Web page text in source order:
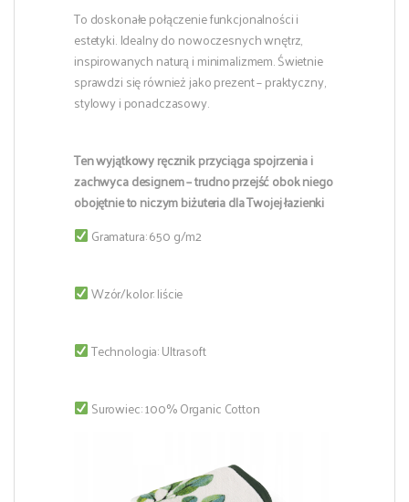
To doskonałe połączenie funkcjonalności i
estetyki. Idealny do nowoczesnych wnętrz,
inspirowanych naturą i minimalizmem. Świetnie
sprawdzi się również jako prezent – praktyczny,
stylowy i ponadczasowy.
Ten wyjątkowy ręcznik przyciąga spojrzenia i
zachwyca designem – trudno przejść obok niego
obojętnie to niczym biżuteria dla Twojej łazienki
Gramatura: 650 g/m2
Wzór/kolor: liście
Technologia: Ultrasoft
Surowiec: 100% Organic Cotton